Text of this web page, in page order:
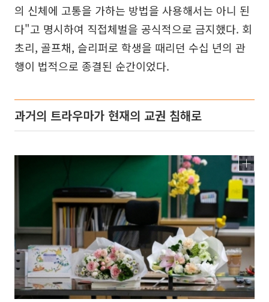
의 신체에 고통을 가하는 방법을 사용해서는 아니 된
다"고 명시하여 직접체벌을 공식적으로 금지했다. 회
초리, 골프채, 슬리퍼로 학생을 때리던 수십 년의 관
행이 법적으로 종결된 순간이었다.
과거의 트라우마가 현재의 교권 침해로